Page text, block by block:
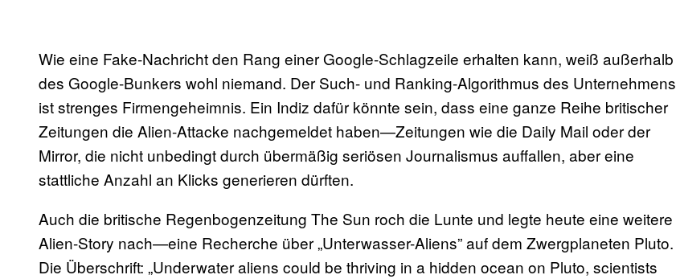
Wie eine Fake-Nachricht den Rang einer Google-Schlagzeile erhalten kann, weiß außerhalb
des Google-Bunkers wohl niemand. Der Such- und Ranking-Algorithmus des Unternehmens
ist strenges Firmengeheimnis. Ein Indiz dafür könnte sein, dass eine ganze Reihe britischer
Zeitungen die Alien-Attacke nachgemeldet haben—Zeitungen wie die Daily Mail oder der
Mirror, die nicht unbedingt durch übermäßig seriösen Journalismus auffallen, aber eine
stattliche Anzahl an Klicks generieren dürften.
Auch die britische Regenbogenzeitung The Sun roch die Lunte und legte heute eine weitere
Alien-Story nach—eine Recherche über „Unterwasser-Aliens” auf dem Zwergplaneten Pluto.
Die Überschrift: „Underwater aliens could be thriving in a hidden ocean on Pluto, scientists